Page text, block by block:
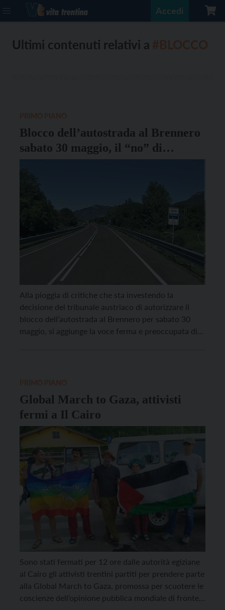
Accedi
Ultimi contenuti relativi a
Blocco dell’autostrada al Brennero
sabato 30 maggio, il “no” di
Conftrasporto
Alla pioggia di critiche che sta investendo la
decisione del tribunale austriaco di autorizzare il
blocco dell’autostrada al Brennero per sabato 30
maggio, si aggiunge la voce ferma e preoccupata di
Global March to Gaza, attivisti
fermi a Il Cairo
Sono stati fermati per 12 ore dalle autorità egiziane
al Cairo gli attivisti trentini partiti per prendere parte
alla Global March to Gaza, promossa per scuotere le
coscienze dell’opinione pubblica mondiale di fronte